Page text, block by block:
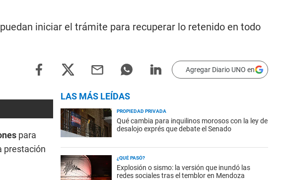
iniciar el trámite para recuperar lo retenido en todo
Agregar Diario UNO en
para
prestación
LAS MÁS LEÍDAS
PROPIEDAD PRIVADA
Qué cambia para inquilinos morosos con la ley de
desalojo exprés que debate el Senado
¿QUÉ PASÓ?
Explosión o sismo: la versión que inundó las
redes sociales tras el temblor en Mendoza